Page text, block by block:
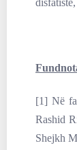
[1] Në
Rashid
Shejkh